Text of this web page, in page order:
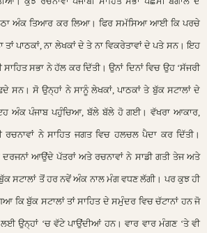
ਅੰਕ ਤਿਆਰ ਕਰ ਲਿਆ। ਫਿਰ ਸਮੱਸਿਆ ਆਈ ਕਿ ਪਰਚੇ
ਤਾਂ ਪਾਠਕਾਂ, ਨਾ ਲੇਖਕਾਂ ਦੇ ਤੇ ਨਾ ਵਿਕਰੇਤਾਵਾਂ ਦੇ ਪਤੇ ਸਨ। ਇਹ
ਸਭਾ ਨੇ ਹੱਲ ਕਰ ਦਿੱਤੀ। ਉਨਾਂ ਦਿਨਾਂ ਵਿਚ ਉਹ ‘ਸੱਜਰੀ
ਸਨ। ਸੋ ਉਨ੍ਹਾਂ ਨੇ ਸਾਨੂੰ ਲੇਖਕਾਂ, ਪਾਠਕਾਂ ਤੇ ਬੁੱਕ ਸਟਾਲਾਂ ਦੇ
ਅੰਕ ਪੰਜਾਬ ਪਹੁੰਚਿਆ, ਬੱਲੇ ਬੱਲੇ ਹੋ ਗਈ। ਵੱਖਰਾ ਆਕਾਰ,
ਨੇ ਸਾਹਿਤ ਜਗਤ ਵਿਚ ਹਲਚਲ ਪੈਦਾ ਕਰ ਦਿੱਤੀ।
ਦਰਜਨਾਂ ਆਉਂਦੇ ਪੱਤਰਾਂ ਅਤੇ ਰਚਨਾਵਾਂ ਨੇ ਸਾਡੀ ਗਤੀ ਤੇਜ ਅਤੇ
ਸਟਾਲਾਂ ਤੋਂ ਹਰ ਨਵੇਂ ਅੰਕ ਨਾਲ ਮੰਗ ਵਧਣ ਲੱਗੀ। ਪਰ ਕੁਝ ਹੀ
ਕਿ ਬੁੱਕ ਸਟਾਲਾਂ ਤਾਂ ਸਾਹਿਤ ਦੇ ਸਮੁੰਦਰ ਵਿਚ ਚੱਟਾਨਾਂ ਹਨ ਜੋ
ਉਨ੍ਹਾਂ ‘ਚ ਵੱਟੇ ਪਾਉਂਦੀਆਂ ਹਨ। ਵਾਰ ਵਾਰ ਮੰਗਣ ‘ਤੇ ਵੀ